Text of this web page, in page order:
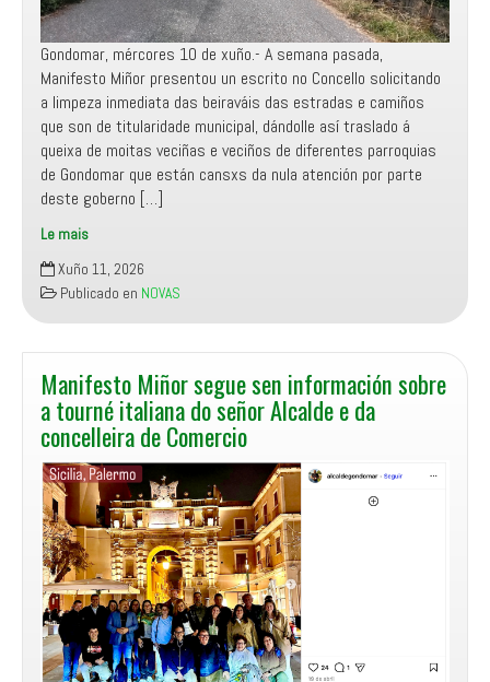
da
Pasaxe
Gondomar, mércores 10 de xuño.- A semana pasada,
Manifesto Miñor presentou un escrito no Concello solicitando
a limpeza inmediata das beiraváis das estradas e camiños
que son de titularidade municipal, dándolle así traslado á
queixa de moitas veciñas e veciños de diferentes parroquias
de Gondomar que están cansxs da nula atención por parte
deste goberno […]
Le mais
Manifesto
Miñor
solicita
a
limpeza
das
estradas
de
titularidade
municipal
Xuño 11, 2026
Publicado en NOVAS
Manifesto Miñor segue sen información sobre
a tourné italiana do señor Alcalde e da
concelleira de Comercio